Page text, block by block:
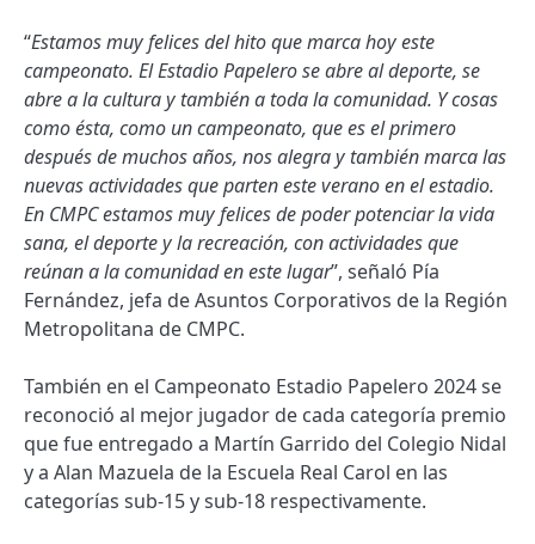
“Estamos muy felices del hito que marca hoy este
campeonato. El Estadio Papelero se abre al deporte, se
abre a la cultura y también a toda la comunidad. Y cosas
como ésta, como un campeonato, que es el primero
después de muchos años, nos alegra y también marca las
nuevas actividades que parten este verano en el estadio.
En CMPC estamos muy felices de poder potenciar la vida
sana, el deporte y la recreación, con actividades que
reúnan a la comunidad en este lugar”, señaló Pía
Fernández, jefa de Asuntos Corporativos de la Región
Metropolitana de CMPC.
También en el Campeonato Estadio Papelero 2024 se
reconoció al mejor jugador de cada categoría premio
que fue entregado a Martín Garrido del Colegio Nidal
y a Alan Mazuela de la Escuela Real Carol en las
categorías sub-15 y sub-18 respectivamente.